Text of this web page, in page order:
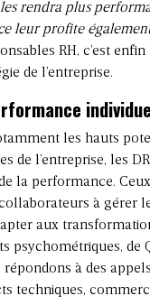
rendra plus
leur profite
RH, c’est
de l’entreprise.
les hauts
de l’entreprise, les
la performance.
à gérer
aux
psychométriques, de
à des
techniques,